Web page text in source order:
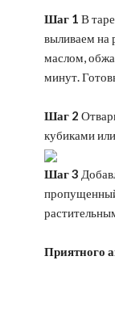
Шаг 1 В
выливаем на
маслом,
минут.
Шаг 2
кубиками
Шаг 3
Приятного